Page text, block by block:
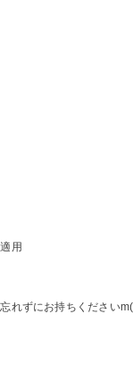
用
れずにお持ちください